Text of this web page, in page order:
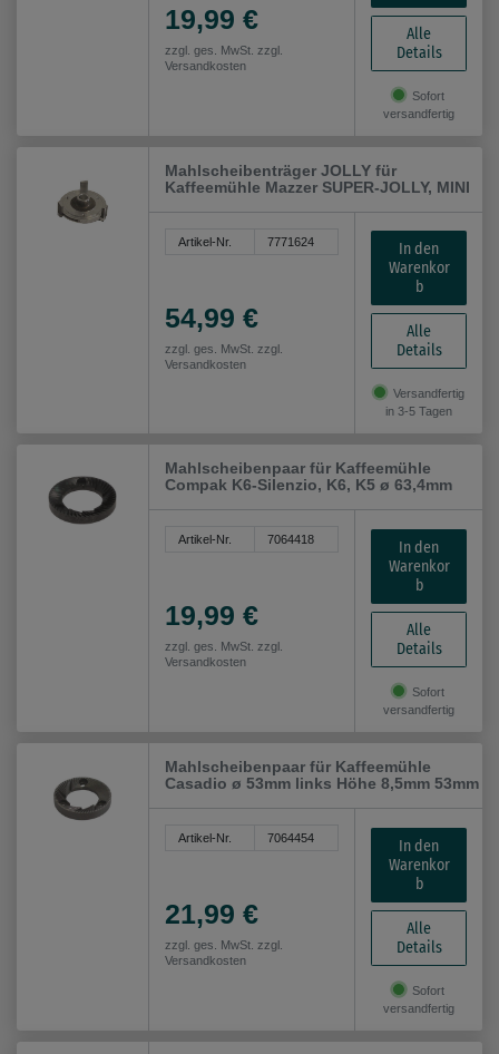
19,99 €
zzgl. ges. MwSt. zzgl.
Versandkosten
Alle
Details
Sofort
versandfertig
Mahlscheibenträger JOLLY für
Kaffeemühle Mazzer SUPER-JOLLY, MINI
Artikel-Nr. 7771624
54,99 €
zzgl. ges. MwSt. zzgl.
Versandkosten
In den
Warenkor
b
Alle
Details
Versandfertig
in 3-5 Tagen
Mahlscheibenpaar für Kaffeemühle
Compak K6-Silenzio, K6, K5 ø 63,4mm
Artikel-Nr. 7064418
19,99 €
zzgl. ges. MwSt. zzgl.
Versandkosten
In den
Warenkor
b
Alle
Details
Sofort
versandfertig
Mahlscheibenpaar für Kaffeemühle
Casadio ø 53mm links Höhe 8,5mm 53mm
Artikel-Nr. 7064454
21,99 €
zzgl. ges. MwSt. zzgl.
Versandkosten
In den
Warenkor
b
Alle
Details
Sofort
versandfertig